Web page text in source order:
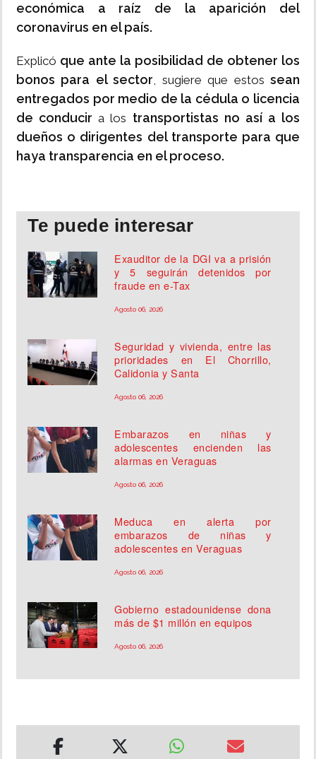
económica a raíz de la aparición del
coronavirus en el país.
Explicó que ante la posibilidad de obtener los
bonos para el sector, sugiere que estossean
entregados por medio de la cédula o licencia
de conducir a los transportistas no así a los
dueños o dirigentes del transporte para que
haya transparencia en el proceso.
Te puede interesar
Exauditor de la DGI va a prisión
y 5 seguirán detenidos por
fraude en e-Tax
Agosto 06, 2026
Seguridad y vivienda, entre las
prioridades en El Chorrillo,
Calidonia y Santa
Agosto 06, 2026
Embarazos en niñas y
adolescentes encienden las
alarmas en Veraguas
Agosto 06, 2026
Meduca en alerta por
embarazos de niñas y
adolescentes en Veraguas
Agosto 06, 2026
Gobierno estadounidense dona
más de $1 millón en equipos
Agosto 06, 2026